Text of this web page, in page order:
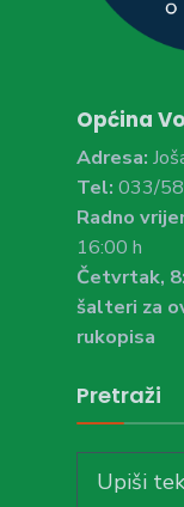
Općina
Adresa:
Tel: 033/
Radno
16:00 h
Četvrtak,
šalteri za
rukopisa
Pretraži
for: